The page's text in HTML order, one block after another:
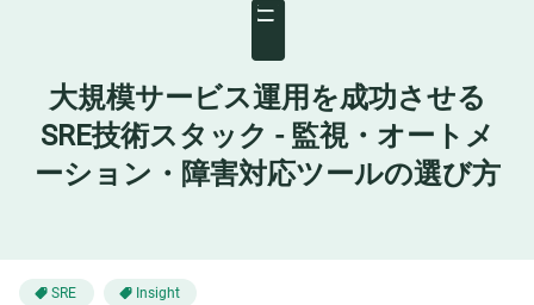
🖥️
大規模サービス運用を成功させる
SRE技術スタック - 監視・オートメ
ーション・障害対応ツールの選び方
SRE Insight